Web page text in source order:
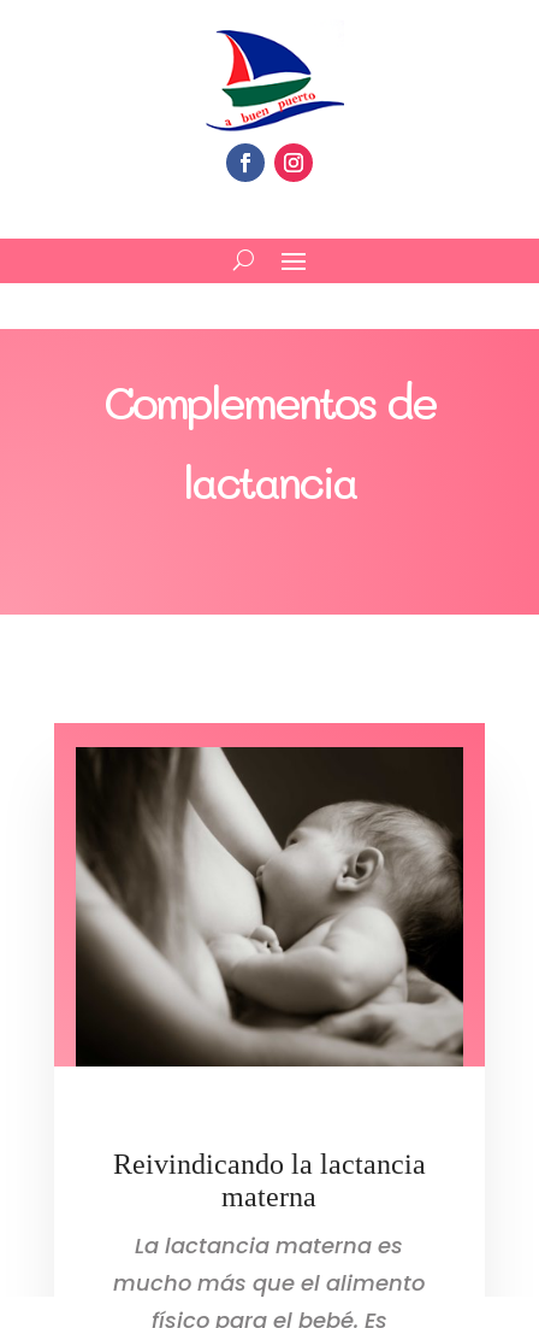
Complementos de
lactancia
Reivindicando la lactancia
materna
La lactancia materna es
mucho más que el alimento
físico para el bebé. Es